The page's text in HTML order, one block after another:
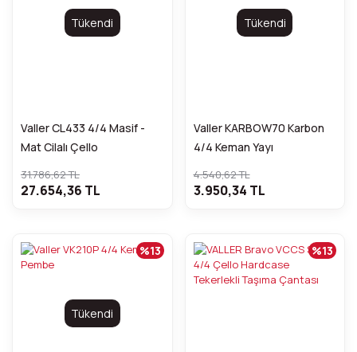
Tükendi
Valler CL433 4/4 Masif -
Mat Cilalı Çello
31.786,62 TL
27.654,36 TL
Tükendi
Valler KARBOW70 Karbon
4/4 Keman Yayı
4.540,62 TL
3.950,34 TL
Tükendi
%13 %13